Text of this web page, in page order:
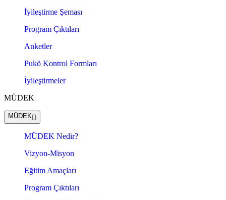
İyileştirme Şeması
Program Çıktıları
Anketler
Pukö Kontrol Formları
İyileştirmeler
MÜDEK
MÜDEK
MÜDEK Nedir?
Vizyon-Misyon
Eğitim Amaçları
Program Çıktıları